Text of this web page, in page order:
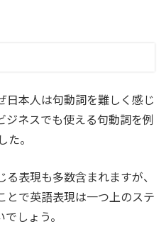
日本人は句動詞を難しく感じ
ジネスでも使える句動詞を例
。
表現も多数含まれますが、
とで英語表現は一つ上のステ
しょう。